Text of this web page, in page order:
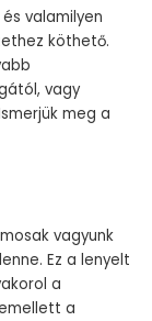
valamilyen
köthető.
vagy
meg a
vagyunk
Ez a lenyelt
a
a